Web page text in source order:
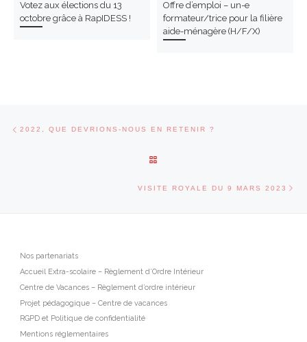
Votez aux élections du 13
octobre grâce à RapIDESS !
Offre d’emploi – un-e
formateur/trice pour la filière
aide-ménagère (H/F/X)
Parcourir les articles
2022, QUE DEVRIONS-NOUS EN RETENIR ?
VISITE ROYALE DU 9 MARS 2023
Nos partenariats
Accueil Extra-scolaire – Règlement d’Ordre Intérieur
Centre de Vacances – Règlement d’ordre intérieur
Projet pédagogique – Centre de vacances
RGPD et Politique de confidentialité
Mentions réglementaires